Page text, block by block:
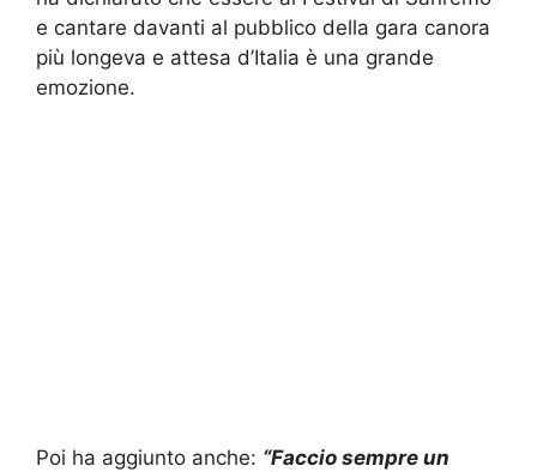
e cantare davanti al pubblico della gara canora
più longeva e attesa d’Italia è una grande
emozione.
Poi ha aggiunto anche: “Faccio sempre un